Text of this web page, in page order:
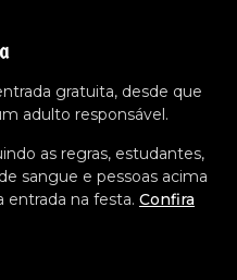
gratuita, desde que
adulto responsável.
as regras, estudantes,
sangue e pessoas acima
na festa. Confira